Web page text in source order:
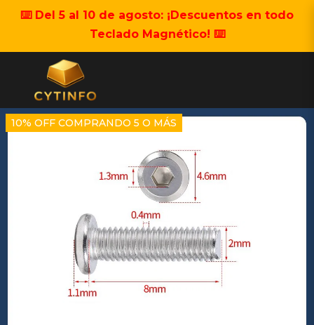
⌨️ Del 5 al 10 de agosto: ¡Descuentos en todo
Teclado Magnético! ⌨️
10% OFF COMPRANDO 5 O MÁS